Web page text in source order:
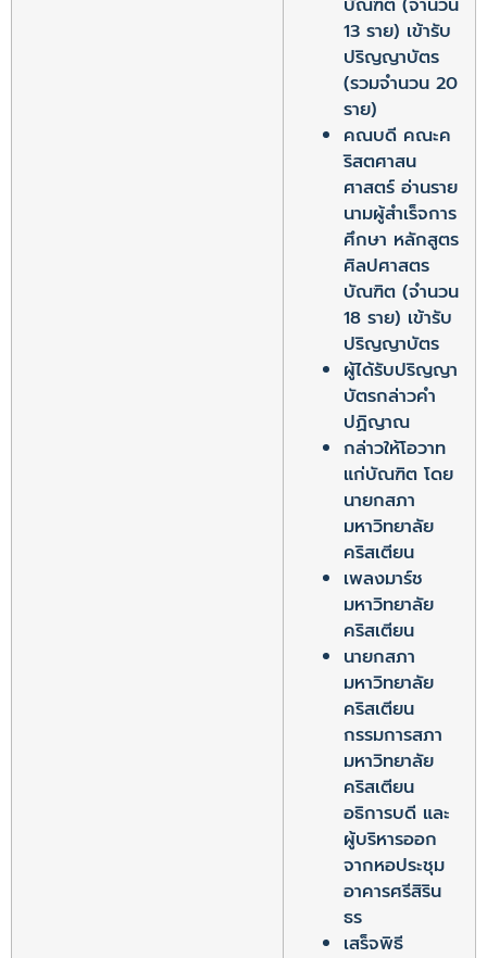
13 ราย) เข้ารับ
ปริญญาบัตร
(รวมจำนวน 20
ราย)
คณบดี คณะค
ริสตศาสน
ศาสตร์ อ่านราย
นามผู้สำเร็จการ
ศึกษา หลักสูตร
ศิลปศาสตร
บัณฑิต (จำนวน
18 ราย) เข้ารับ
ปริญญาบัตร
ผู้ได้รับปริญญา
บัตรกล่าวคำ
ปฏิญาณ
กล่าวให้โอวาท
แก่บัณฑิต โดย
นายกสภา
มหาวิทยาลัย
คริสเตียน
เพลงมาร์ช
มหาวิทยาลัย
คริสเตียน
นายกสภา
มหาวิทยาลัย
คริสเตียน
กรรมการสภา
มหาวิทยาลัย
คริสเตียน
อธิการบดี และ
ผู้บริหารออก
จากหอประชุม
อาคารศรีสิริน
ธร
เสร็จพิธี